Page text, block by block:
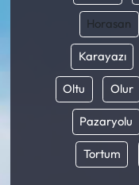
Horasan
Karayazı
Oltu Olur
Pazaryolu
Tortum